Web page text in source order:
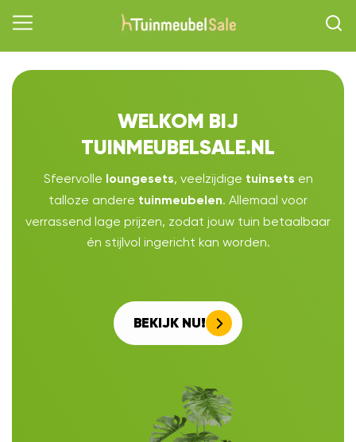
WELKOM BIJ
TUINMEUBELSALE.NL
Sfeervolle loungesets, veelzijdige tuinsets en
talloze andere tuinmeubelen. Allemaal voor
verrassend lage prijzen, zodat jouw tuin betaalbaar
én stijlvol ingericht kan worden.
BEKIJK NU!